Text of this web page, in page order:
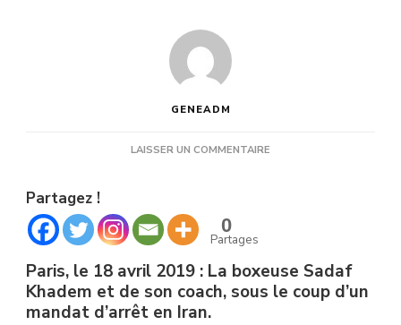
GENEADM
LAISSER UN COMMENTAIRE
Partagez !
0
Partages
Paris, le 18 avril 2019 : La boxeuse Sadaf
Khadem et de son coach, sous le coup d’un
mandat d’arrêt en Iran.